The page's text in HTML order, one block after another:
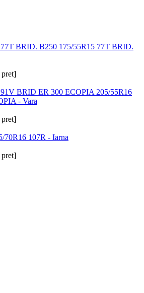
BRID. B250 175/55R15 77T BRID.
pret]
BRID ER 300 ECOPIA 205/55R16
- Vara
pret]
70R16 107R - Iarna
pret]